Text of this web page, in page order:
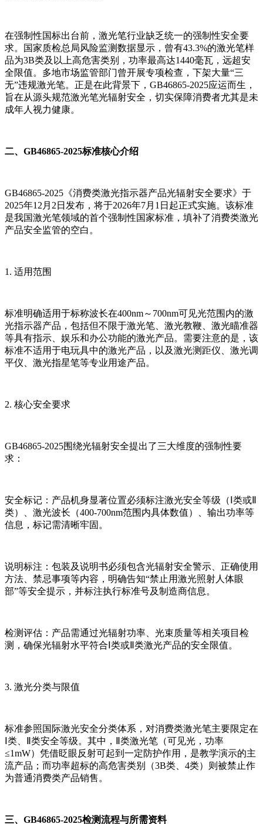
在强制性国标出台前，激光笔行业缺乏统一的强制性安全要
求。国家质检总局风险监测数据显示，曾有43.3%的激光笔样
品为3B类及以上高危害类别，功率最高达1440毫瓦，远超安
全限值。多地市场监管部门曾开展专项检查，下架大量“三
无”违规激光笔。正是在此背景下，GB46865-2025应运而生，
旨在从源头规范激光笔光辐射安全，切实保障消费者尤其是未
成年人视力健康。
二、GB46865-2025标准核心介绍
GB46865-2025《消费类激光指示器产品光辐射安全要求》于
2025年12月2日发布，将于2026年7月1日起正式实施。该标准
是我国激光笔领域的首个强制性国家标准，填补了消费类激光
产品安全监管的空白。
1. 适用范围
标准明确适用于标称波长在400nm～700nm可见光范围内的激
光指示器产品，包括但不限于激光笔、激光教鞭、激光瞄准器
等具有指示、娱乐和办公功能的激光产品。需要注意的是，该
标准不适用于电玩具中的激光产品，以及激光测距仪、激光调
平仪、激光指星笔等专业用途产品。
2. 核心安全要求
GB46865-2025围绕光辐射安全提出了三大维度的强制性要
求：
安全标记：产品机身显著位置必须标注激光安全等级（Ⅰ类或Ⅱ
类）、激光波长（400-700nm范围内具体数值）、输出功率等
信息，标记需清晰牢固。
说明标注：包装及说明书必须包含光辐射安全警示、正确使用
方法、禁忌事项等内容，明确告知“禁止用激光照射人体眼
部”等安全提示，并标注执行标准号及制造商信息。
检测评估：产品需通过光辐射功率、光束质量等相关项目检
测，确保光辐射水平符合Ⅰ类或Ⅱ类激光产品的安全限值。
3. 激光分类与限值
标准参照国际激光安全分类体系，对消费类激光笔主要限定在
Ⅰ类、Ⅱ类安全等级。其中，Ⅱ类激光笔（可见光，功率
≤1mW）凭借眨眼反射可起到一定防护作用，是教学演示的主
流产品；而功率超标的高危害类别（3B类、4类）则被禁止作
为普通消费类产品销售。
三、GB46865-2025检测流程与所需资料